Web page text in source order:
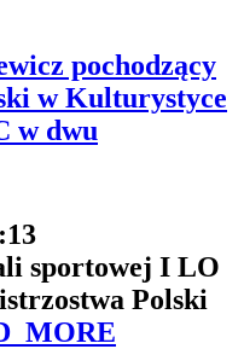
pochodzący
w Kulturystyce
w dwu
sportowej I LO
Polski